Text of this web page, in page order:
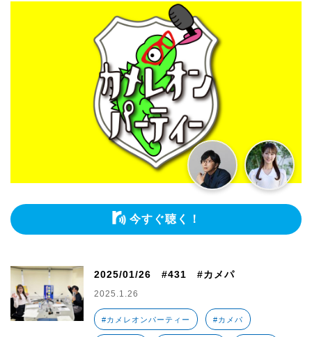
今すぐ聴く！
2025/01/26 #431 #カメパ
2025.1.26
#カメレオンパーティー #カメパ